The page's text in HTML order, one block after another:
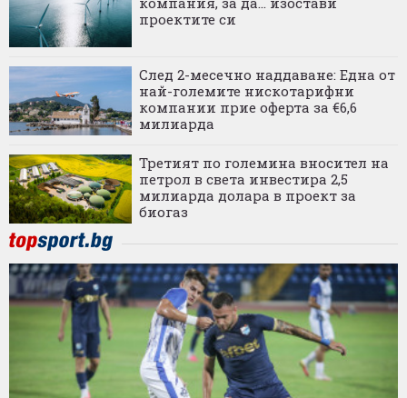
проектите си
След 2-месечно наддаване: Една от
най-големите нискотарифни
компании прие оферта за €6,6
милиарда
Третият по големина вносител на
петрол в света инвестира 2,5
милиарда долара в проект за
биогаз